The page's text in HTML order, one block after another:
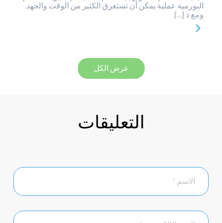
البورمية عملية يمكن أن تستغرق الكثير من الوقت والجهد.
ومع ذ […]
عرض الكل
التعليقات